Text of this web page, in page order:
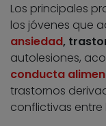
Los principales
los jóvenes que
ansiedad,
autolesiones,
conducta
trastornos
conflictivas entre